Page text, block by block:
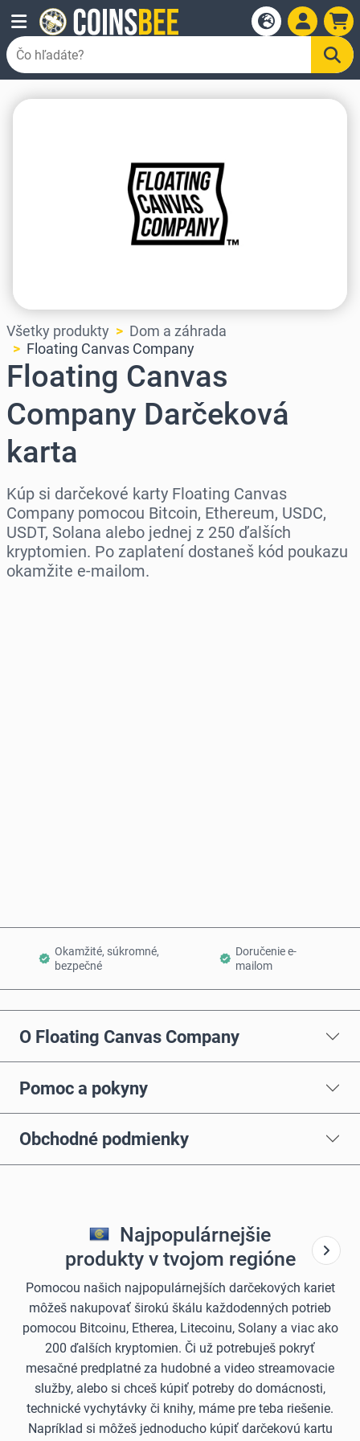
Všetky produkty
Dom a záhrada
Floating Canvas Company
Floating Canvas
Company Darčeková
karta
Kúp si darčekové karty Floating Canvas
Company pomocou Bitcoin, Ethereum, USDC,
USDT, Solana alebo jednej z 250 ďalších
kryptomien. Po zaplatení dostaneš kód poukazu
okamžite e-mailom.
Okamžité, súkromné,
bezpečné
Doručenie e-
mailom
O Floating Canvas Company
Pomoc a pokyny
Obchodné podmienky
Najpopulárnejšie
produkty v tvojom regióne
Pomocou našich najpopulárnejších darčekových kariet
môžeš nakupovať širokú škálu každodenných potrieb
pomocou Bitcoinu, Etherea, Litecoinu, Solany a viac ako
200 ďalších kryptomien. Či už potrebuješ pokryť
mesačné predplatné za hudobné a video streamovacie
služby, alebo si chceš kúpiť potreby do domácnosti,
technické vychytávky či knihy, máme pre teba riešenie.
Napríklad si môžeš jednoducho kúpiť darčekovú kartu